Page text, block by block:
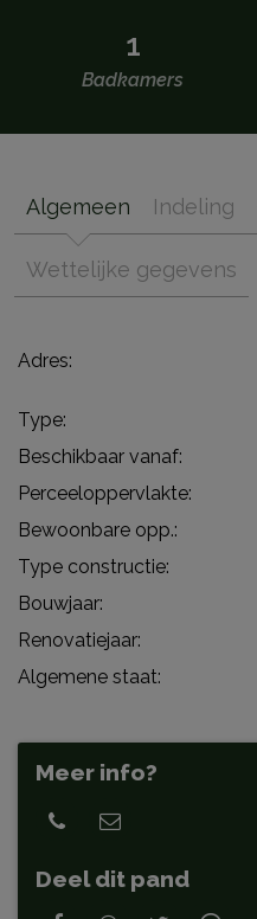
1
Badkamers
Algemeen Indeling
Wettelijke gegevens
Adres:
Type:
Beschikbaar vanaf:
Perceeloppervlakte:
Bewoonbare opp.:
Type constructie:
Bouwjaar:
Renovatiejaar:
Algemene staat:
Meer info?
Deel dit pand